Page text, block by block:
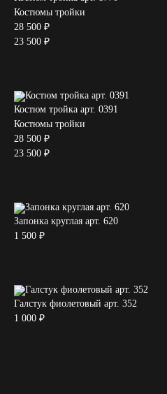
Костюмы тройки
28 500 ₽
23 500 ₽
Костюм тройка арт. 0391
Костюмы тройки
28 500 ₽
23 500 ₽
Запонка круглая арт. 620
1 500 ₽
Галстук фиолетовый арт. 352
1 000 ₽